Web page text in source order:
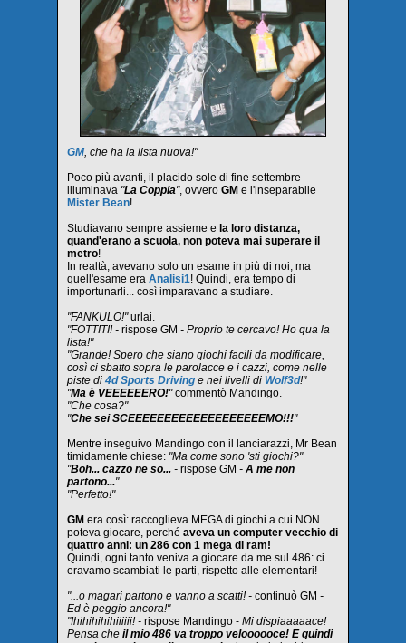
GM, che ha la lista nuova!"
Poco più avanti, il placido sole di fine settembre
illuminava "La Coppia", ovvero GM e l'inseparabile
Mister Bean!
Studiavano sempre assieme e la loro distanza,
quand'erano a scuola, non poteva mai superare il
metro!
In realtà, avevano solo un esame in più di noi, ma
quell'esame era Analisi1! Quindi, era tempo di
importunarli... così imparavano a studiare.
"FANKULO!"urlai.
"FOTTITI! - rispose GM - Proprio te cercavo! Ho qua la
lista!"
"Grande! Spero che siano giochi facili da modificare,
così ci sbatto sopra le parolacce e i cazzi, come nelle
piste di 4d Sports Driving e nei livelli di Wolf3d!"
"Ma è VEEEEEERO!"commentò Mandingo.
"Che cosa?"
"Che sei SCEEEEEEEEEEEEEEEEEEEMO!!!"
Mentre inseguivo Mandingo con il lanciarazzi, Mr Bean
timidamente chiese: "Ma come sono 'sti giochi?"
"Boh... cazzo ne so... - rispose GM - A me non
partono..."
"Perfetto!"
GM era così: raccoglieva MEGA di giochi a cui NON
poteva giocare, perché aveva un computer vecchio di
quattro anni: un 286 con 1 mega di ram!
Quindi, ogni tanto veniva a giocare da me sul 486: ci
eravamo scambiati le parti, rispetto alle elementari!
"...o magari partono e vanno a scatti! - continuò GM -
Ed è peggio ancora!"
"Ihihihihihiiiiii! - rispose Mandingo - Mi dispiaaaaace!
Pensa che il mio 486 va troppo veloooooce! E quindi